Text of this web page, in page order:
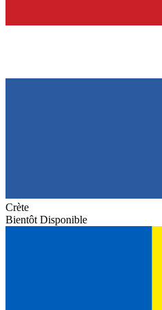
Crète
Bientôt Disponible